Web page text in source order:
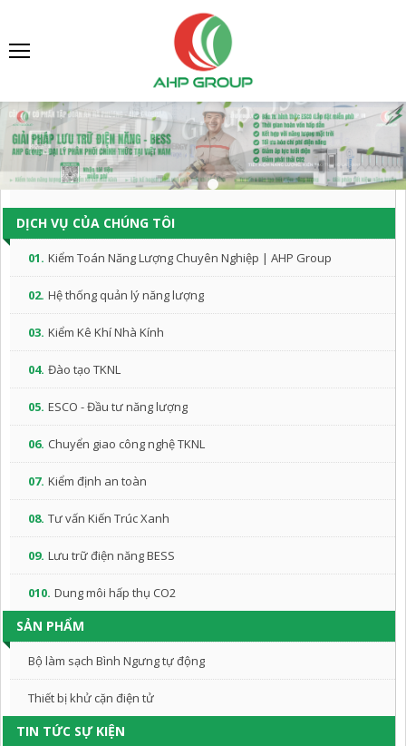
DỊCH VỤ CỦA CHÚNG TÔI
01. Kiểm Toán Năng Lượng Chuyên Nghiệp | AHP Group
02. Hệ thống quản lý năng lượng
03. Kiểm Kê Khí Nhà Kính
04. Đào tạo TKNL
05. ESCO - Đầu tư năng lượng
06. Chuyển giao công nghệ TKNL
07. Kiểm định an toàn
08. Tư vấn Kiến Trúc Xanh
09. Lưu trữ điện năng BESS
010. Dung môi hấp thụ CO2
SẢN PHẨM
Bộ làm sạch Bình Ngưng tự động
Thiết bị khử cặn điện tử
TIN TỨC SỰ KIỆN